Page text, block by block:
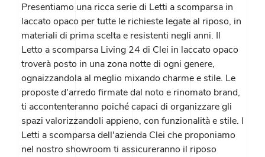
Presentiamo una ricca serie di Letti a scomparsa in
laccato opaco per tutte le richieste legate al riposo, in
materiali di prima scelta e resistenti negli anni. Il
Letto a scomparsa Living 24 di Clei in laccato opaco
troverà posto in una zona notte di ogni genere,
ognaizzandola al meglio mixando charme e stile. Le
proposte d'arredo firmate dal noto e rinomato brand,
ti accontenteranno poiché capaci di organizzare gli
spazi valorizzandoli appieno, con funzionalità e stile. I
Letti a scomparsa dell'azienda Clei che proponiamo
nel nostro showroom ti assicureranno il riposo